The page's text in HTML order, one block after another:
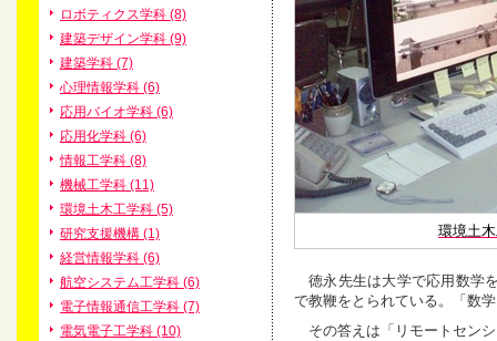
ロボティクス学科 (8)
建築デザイン学科 (9)
建築学科 (7)
心理情報学科 (6)
応用バイオ学科 (6)
応用化学科 (6)
情報工学科 (8)
機械工学科 (11)
環境土木工学科 (5)
研究支援機構 (1)
経営情報学科 (6)
航空システム工学科 (6)
電子情報通信工学科 (7)
電気電子工学科 (10)
環境土
徳永先生は大学で応用数学
で教鞭をとられている。「数
その答えは「リモートセン